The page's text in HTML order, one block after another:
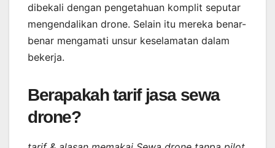
dibekali dengan pengetahuan komplit seputar
mengendalikan drone. Selain itu mereka benar-
benar mengamati unsur keselamatan dalam
bekerja.
Berapakah tarif jasa sewa
drone?